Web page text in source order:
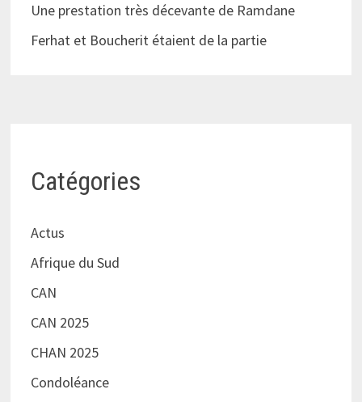
Une prestation très décevante de Ramdane
Ferhat et Boucherit étaient de la partie
Catégories
Actus
Afrique du Sud
CAN
CAN 2025
CHAN 2025
Condoléance